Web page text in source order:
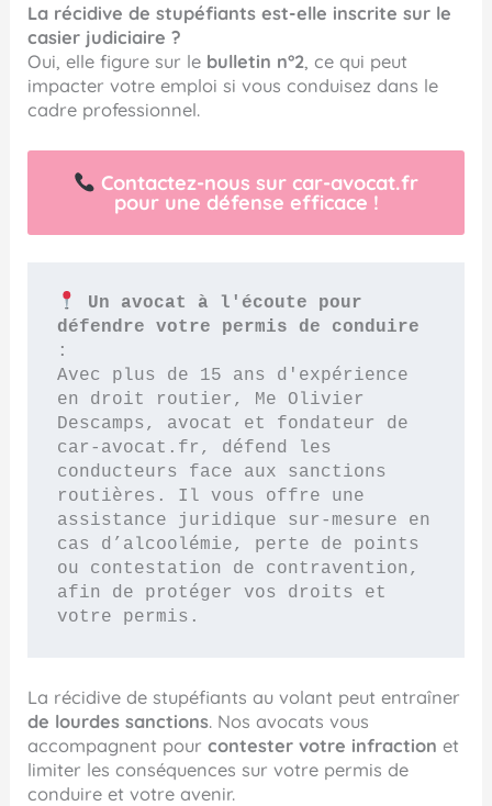
La récidive de stupéfiants est-elle inscrite sur le
casier judiciaire ?
Oui, elle figure sur le bulletin n°2, ce qui peut
impacter votre emploi si vous conduisez dans le
cadre professionnel.
Contactez-nous sur car-avocat.fr
pour une défense efficace !
Un avocat à l'écoute pour
défendre votre permis de conduire
:
Avec plus de 15 ans d'expérience
en droit routier, Me Olivier
Descamps, avocat et fondateur de
car-avocat.fr, défend les
conducteurs face aux sanctions
routières. Il vous offre une
assistance juridique sur-mesure en
cas d’alcoolémie, perte de points
ou contestation de contravention,
afin de protéger vos droits et
votre permis.
La récidive de stupéfiants au volant peut entraîner
de lourdes sanctions. Nos avocats vous
accompagnent pourcontester votre infraction et
limiter les conséquences sur votre permis de
conduire et votre avenir.